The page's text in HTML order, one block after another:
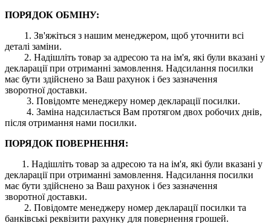
ПОРЯДОК ОБМІНУ:
1. Зв'яжіться з нашим менеджером, щоб уточнити всі
деталі заміни.
2. Надішліть товар за адресою та на ім'я, які були вказані у
декларації при отриманні замовлення. Надсилання посилки
має бути здійснено за Ваш рахунок і без зазначення
зворотної доставки.
3. Повідомте менеджеру номер декларації посилки.
4. Заміна надсилається Вам протягом двох робочих днів,
після отримання нами посилки.
ПОРЯДОК ПОВЕРНЕННЯ:
1. Надішліть товар за адресою та на ім'я, які були вказані у
декларації при отриманні замовлення. Надсилання посилки
має бути здійснено за Ваш рахунок і без зазначення
зворотної доставки.
2. Повідомте менеджеру номер декларації посилки та
банківські реквізити рахунку для повернення грошей.